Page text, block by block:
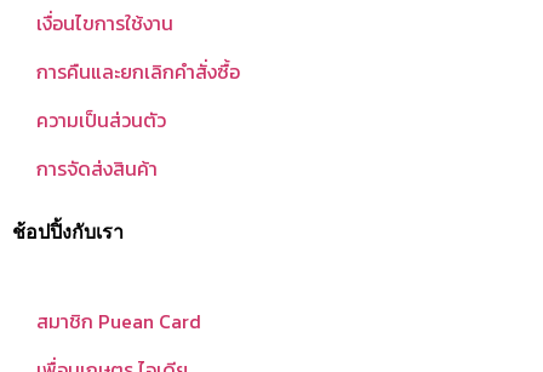
เงื่อนไขการใช้งาน
การคืนและยกเลิกคำสั่งซื้อ
ความเป็นส่วนตัว
การจัดส่งสินค้า
ช้อปปิ้งกับเรา
สมาชิก Puean Card